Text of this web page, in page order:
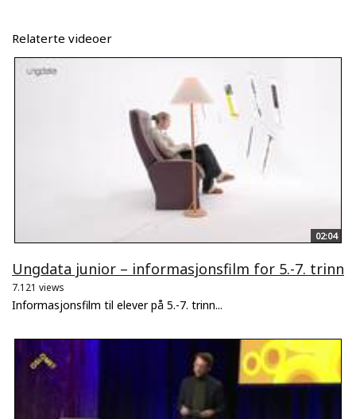
Relaterte videoer
02:04
Ungdata junior – informasjonsfilm for 5.-7. trinn
7.121 views
Informasjonsfilm til elever på 5.-7. trinn...